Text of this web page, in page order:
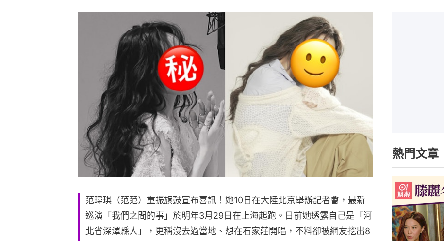
范瑋琪（范范）重振旗鼓宣布喜訊！她10日在大陸北京舉辦記者會，最新
巡演「我們之間的事」於明年3月29日在上海起跑。日前她透露自己是「河
北省深澤縣人」，更稱沒去過當地、想在石家莊開唱，不料卻被網友挖出8
熱門文章